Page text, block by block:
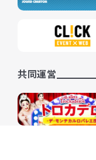
共同運営